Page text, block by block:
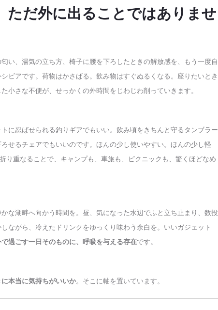
ただ外に出ることではありませ
い、湯気の立ち方、椅子に腰を下ろしたときの解放感を、もう一度自
ビアです。荷物はかさばる。飲み物はすぐぬるくなる。座りたいとき
小さな不便が、せっかくの外時間をじわじわ削っていきます。
に忍ばせられる釣りギアでもいい。飲み頃をきちんと守るタンブラー
せるチェアでもいいのです。ほんの少し使いやすい。ほんの少し軽
り重なることで、キャンプも、車旅も、ピクニックも、驚くほどなめ
な湖畔へ向かう時間を。昼、気になった水辺でふと立ち止まり、数投
ながら、冷えたドリンクをゆっくり味わう余白を。いいガジェット
過ごす一日そのものに、呼吸を与える存在です。
本当に気持ちがいいか。そこに軸を置いています。